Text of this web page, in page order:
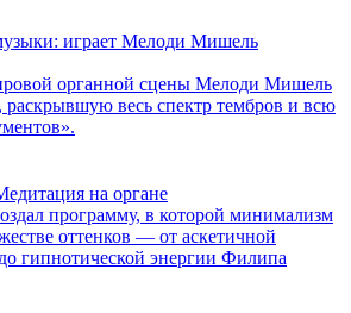
играет Мелоди Мишель
органной сцены Мелоди Мишель
раскрывшую весь спектр тембров и всю
на органе
программу, в которой минимализм
оттенков — от аскетичной
гипнотической энергии Филипа